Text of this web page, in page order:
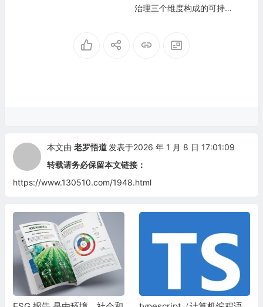
治理三个维度构成的可持续
本文由 老罗悟道 发表于2026 年 1 月 8 日 17:01:09
转载请务必保留本文链接：
https://www.130510.com/1948.html